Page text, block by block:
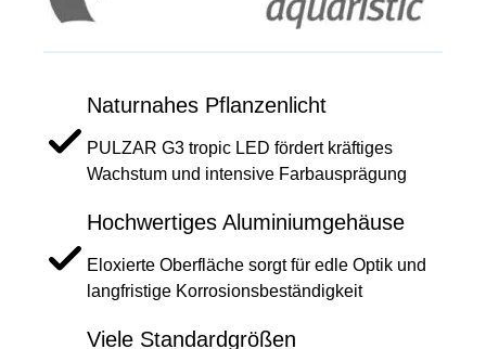
Naturnahes Pflanzenlicht
PULZAR G3 tropic LED fördert kräftiges
Wachstum und intensive Farbausprägung
Hochwertiges Aluminiumgehäuse
Eloxierte Oberfläche sorgt für edle Optik und
langfristige Korrosionsbeständigkeit
Viele Standardgrößen